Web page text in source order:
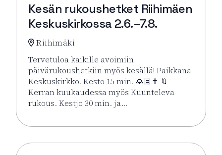
Kesän rukoushetket Riihimäen
Keskuskirkossa 2.6.–7.8.
Riihimäki
Tervetuloa kaikille avoimiin
päivärukoushetkiin myös kesällä! Paikkana
Keskuskirkko. Kesto 15 min. 🙏🏻✝️ 🔖
Kerran kuukaudessa myös Kuunteleva
rukous. Kestjo 30 min. ja…
Lue lisää tapahtumasta Kesän rukoushetket